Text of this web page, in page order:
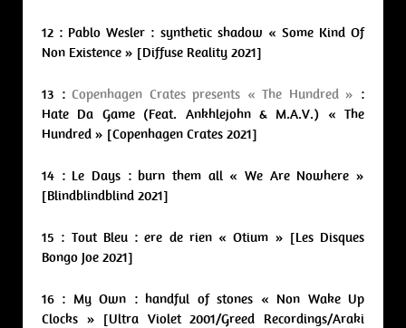
12 : Pablo Wesler : synthetic shadow « Some Kind Of
Non Existence » [Diffuse Reality 2021]
13 :Copenhagen Crates presents « The Hundred » :
Hate Da Game (Feat. Ankhlejohn & M.A.V.) « The
Hundred » [Copenhagen Crates 2021]
14 : Le Days : burn them all « We Are Nowhere »
[Blindblindblind 2021]
15 : Tout Bleu : ere de rien « Otium » [Les Disques
Bongo Joe 2021]
16 : My Own : handful of stones « Non Wake Up
Clocks » [Ultra Violet 2001/Greed Recordings/Araki